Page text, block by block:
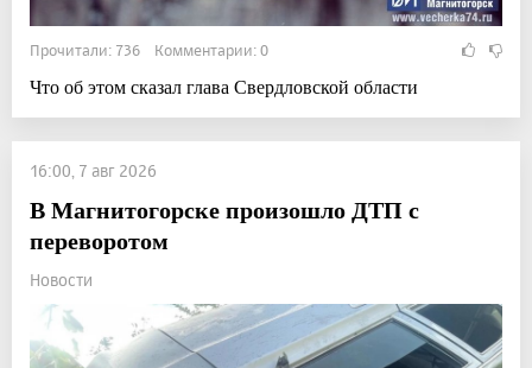
Прочитали: 736 Комментарии: 0
Что об этом сказал глава Свердловской области
16:00, 7 авг 2026
В Магнитогорске произошло ДТП с
переворотом
Новости